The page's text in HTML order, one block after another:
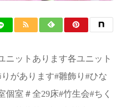
ニットあります各ユニット
があります#雛飾り#ひな
個室＃全29床#竹生会#ちく